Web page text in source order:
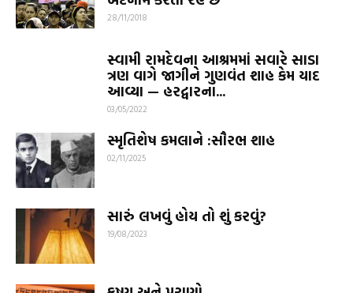
28/11/2018
સ્વામી રામદેવના આશ્રમમાં સવારે સાડા
ત્રણ વાગે જાગીને ગુણવંત શાહ કેમ યાદ
આવ્યા — હરદ્વારના...
03/05/2022
સ્મૃતિશેષ કમલાને :સૌરભ શાહ
02/11/2025
સારું લખવું હોય તો શું કરવું?
19/08/2023